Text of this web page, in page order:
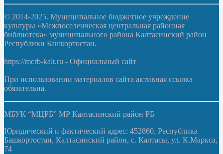
© 2014-2025. Муниципальное бюджетное учреждение
культуры «Межпоселенческая центральная районная
библиотека» муниципального района Калтасинский район
Республики Башкортостан.
https://mcrb-kalt.ru - Официальный сайт
При использовании материалов сайта активная ссылка
обязательна.
МБУК “МЦРБ” МР Калтасинский район РБ
Юридический и фактический адрес: 452860, Республика
Башкортостан, Калтасинский район, с. Калтасы, ул. К.Маркса,
74